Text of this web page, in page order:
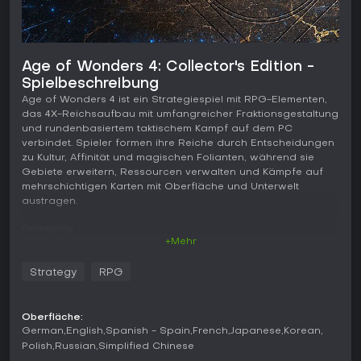
Age of Wonders 4: Collector's Edition -
Spielbeschreibung
Age of Wonders 4 ist ein Strategiespiel mit RPG-Elementen,
das 4X-Reichsaufbau mit umfangreicher Fraktionsgestaltung
und rundenbasiertem taktischem Kampf auf dem PC
verbindet. Spieler formen ihre Reiche durch Entscheidungen
zu Kultur, Affinität und magischen Folianten, während sie
Gebiete erweitern, Ressourcen verwalten und Kämpfe auf
mehrschichtigen Karten mit Oberfläche und Unterwelt
austragen.
Eroberung von Knotenpunkten und Erträge wie Imperium und
direkt durch Militäreinheiten errichtet - Straßen und neue
Siedlungen entstehen aus Armeeaktionen, ohne separate
Arbeiter-Mechanik.
+Mehr
Strategy RPG
Oberfläche:
German English Spanish - Spain French Japanese Korean
Polish Russian Simplified Chinese